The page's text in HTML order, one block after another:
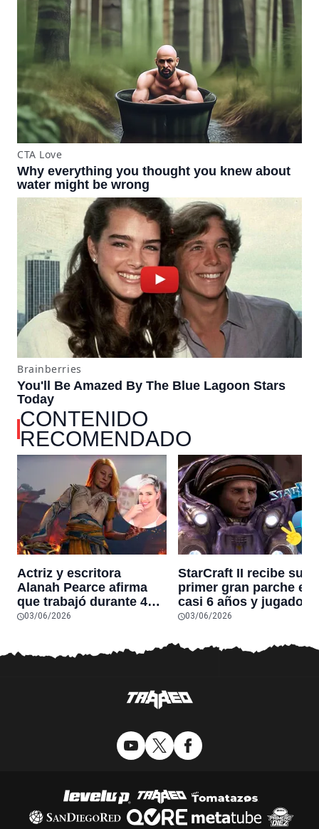
CONTENIDO
RECOMENDADO
Actriz y escritora
Alanah Pearce afirma
que trabajó durante 4
años creando God of
“ahora todo tiene
03/06/2026
StarCraft II recibe su
primer gran parche en
casi 6 años y
dicen que es
juego nuevo”
03/06/2026